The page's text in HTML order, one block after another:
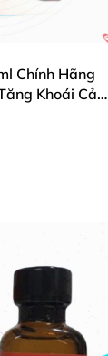
Chính Hãng
Khoái Cảm